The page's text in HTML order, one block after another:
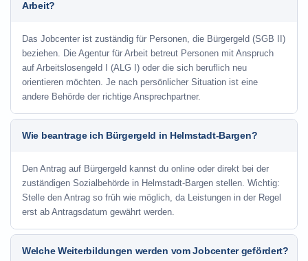
Arbeit?
Das Jobcenter ist zuständig für Personen, die Bürgergeld (SGB II)
beziehen. Die Agentur für Arbeit betreut Personen mit Anspruch
auf Arbeitslosengeld I (ALG I) oder die sich beruflich neu
orientieren möchten. Je nach persönlicher Situation ist eine
andere Behörde der richtige Ansprechpartner.
Wie beantrage ich Bürgergeld in Helmstadt-Bargen?
Den Antrag auf Bürgergeld kannst du online oder direkt bei der
zuständigen Sozialbehörde in Helmstadt-Bargen stellen. Wichtig:
Stelle den Antrag so früh wie möglich, da Leistungen in der Regel
erst ab Antragsdatum gewährt werden.
Welche Weiterbildungen werden vom Jobcenter gefördert?